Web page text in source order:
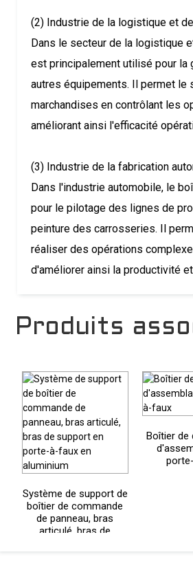
(2) Industrie de la logistique et
Dans le secteur de la logistique
est principalement utilisé pour
autres équipements. Il permet
marchandises en contrôlant les
améliorant ainsi l'efficacité
(3) Industrie de la fabrication
Dans l'industrie automobile, le
pour le pilotage des lignes de
peinture des carrosseries. Il
réaliser des opérations
d'améliorer ainsi la productivité
Produits
Système de support de
boîtier de commande
de panneau, bras
articulé, bras de
Boîtier de